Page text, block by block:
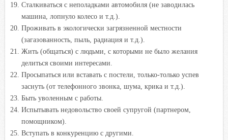
Сталкиваться с неполадками автомобиля (не заводилась
машина, лопнуло колесо и т.д.).
Проживать в экологически загрязненной местности
(загазованность, пыль, радиация и т.д.).
Жить (общаться) с людьми, с которыми не было желания
делиться своими интересами.
Просыпаться или вставать с постели, только-только успев
заснуть (от телефонного звонка, шума, крика и т.д.).
Быть уволенным с работы.
Испытывать недовольство своей супругой (партнером,
помощником).
Вступать в конкуренцию с другими.